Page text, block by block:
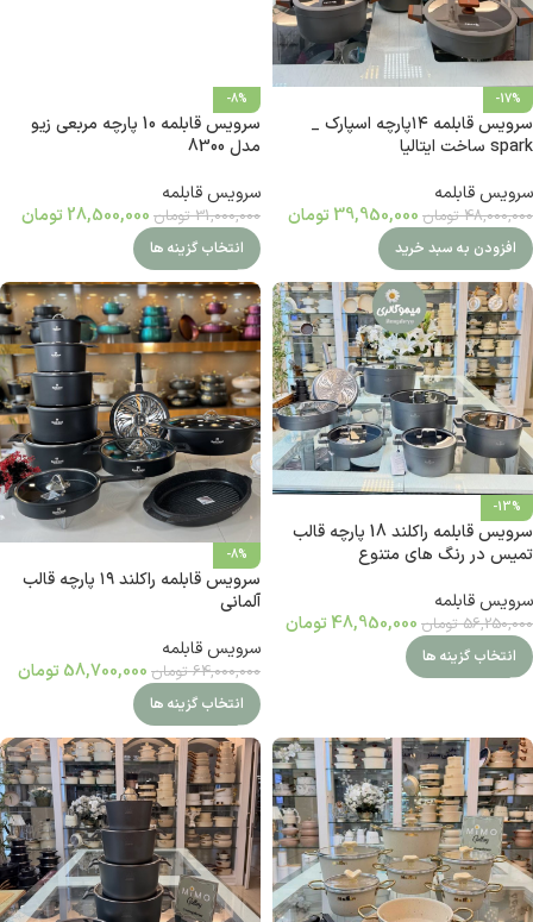
-17%
سرویس قابلمه ۱۴پارچه اسپارک _
spark ساخت ایتالیا
سرویس قابلمه
48,000,000 تومان 39,950,000 تومان
افزودن به سبد خرید
-8%
سرویس قابلمه 10 پارچه مربعی زیو
مدل 8300
سرویس قابلمه
31,000,000 تومان 28,500,000 تومان
انتخاب گزینه ها
-13%
سرویس قابلمه راکلند 18 پارچه قالب
تمیس در رنگ های متنوع
سرویس قابلمه
56,250,000 تومان 48,950,000 تومان
انتخاب گزینه ها
-8%
سرویس قابلمه راکلند ۱۹ پارچه قالب
آلمانی
سرویس قابلمه
64,000,000 تومان 58,700,000 تومان
انتخاب گزینه ها